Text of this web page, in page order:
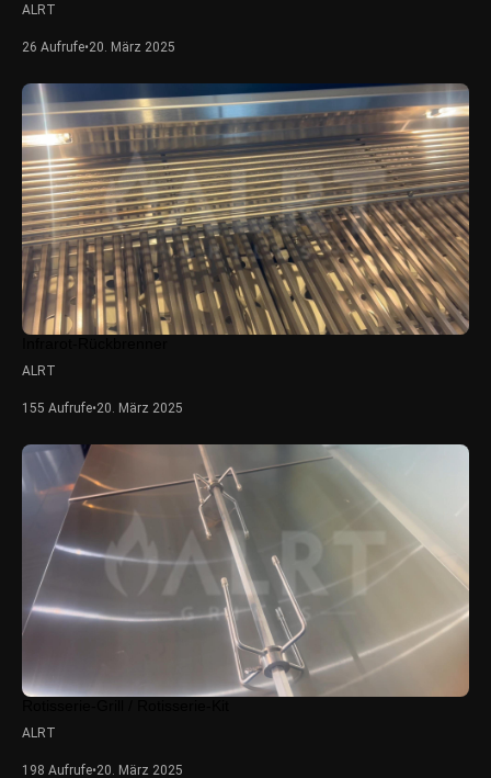
ALRT
26 Aufrufe•20. März 2025
ALRT
155 Aufrufe•20. März 2025
ALRT
198 Aufrufe•20. März 2025